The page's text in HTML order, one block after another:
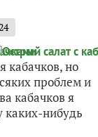
24
но
проблем и
кабачков я
каких-нибудь